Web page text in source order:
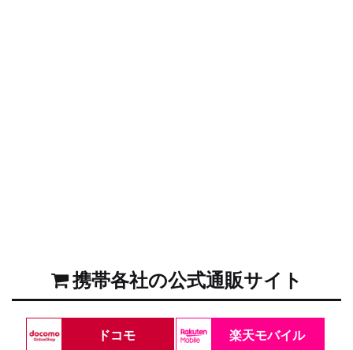
携帯各社の公式通販サイト
ドコモ 楽天モバイル